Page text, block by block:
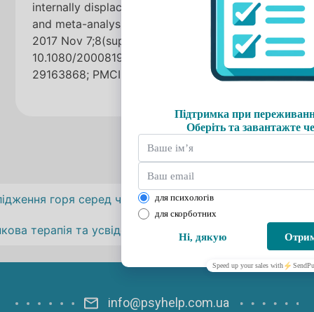
internally displaced minors: systematic review
and meta-analysis. Eur J Psychotraumatol.
2017 Nov 7;8(sup2):1388709. doi:
10.1080/20008198.2017.1388709. PMID:
29163868; PMCID: PMC5687794.
Навігація
записів
горя серед членів сімей зниклих безвісти на
терапія та усвідомленість для рідних осіб,
info@psyhelp.com.ua